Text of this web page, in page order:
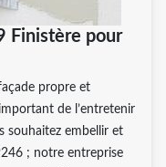
Finistère pour
propre et
de l’entretenir
souhaitez embellir et
; notre entreprise